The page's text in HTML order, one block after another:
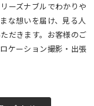
ーズナブルでわかりや
な想いを届け、見る人
だきます。お客様のご
ケーション撮影・出張